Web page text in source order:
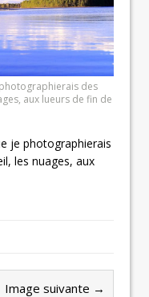
des
aux lueurs de fin de
je photographierais
les nuages, aux
Image suivante →